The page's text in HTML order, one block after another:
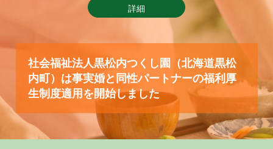
詳細
社会福祉法人黒松内つくし園（北海道黒松
内町）は事実婚と同性パートナーの福利厚
生制度適用を開始しました